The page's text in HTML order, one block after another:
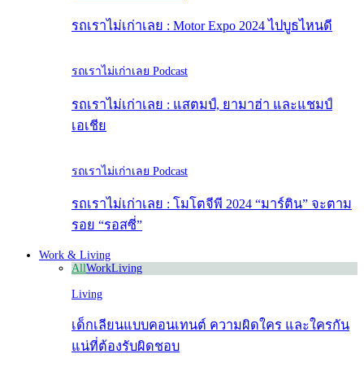
รถเราไม่เก่าเลย : Motor Expo 2024 ไปบูธไหนดี
รถเราไม่เก่าเลย Podcast
รถเราไม่เก่าเลย : แสตมป์, ยามาฮ่า และแชมป์
เอเชีย
รถเราไม่เก่าเลย Podcast
รถเราไม่เก่าเลย : โมโตจีพี 2024 “มาร์ติน” จะตาม
รอย “รอสซี่”
Work & Living
AllWorkLiving
Living
เด็กเลียนแบบคอนเทนต์ ความผิดใคร และใครกัน
แน่ที่ต้องรับผิดชอบ